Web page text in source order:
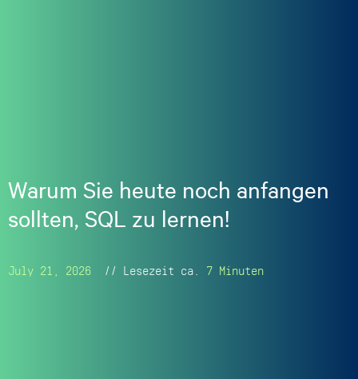
Warum Sie heute noch anfangen
sollten, SQL zu lernen!
July 21, 2026 // Lesezeit ca. 7 Minuten